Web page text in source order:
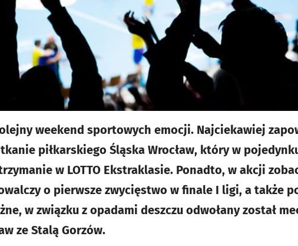
weekend sportowych emocji. Najciekawiej
piłkarskiego Śląska Wrocław, który w pojedynku
w LOTTO Ekstraklasie. Ponadto, w akcji
o pierwsze zwycięstwo w finale I ligi, a także
w związku z opadami deszczu odwołany został
ze Stalą Gorzów.